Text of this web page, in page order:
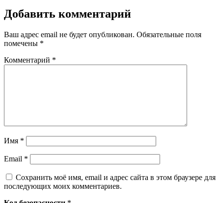
Добавить комментарий
Ваш адрес email не будет опубликован. Обязательные поля
помечены *
Комментарий *
Имя *
Email *
Сохранить моё имя, email и адрес сайта в этом браузере для
последующих моих комментариев.